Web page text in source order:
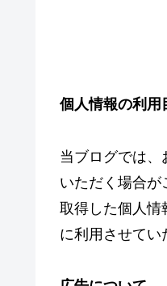
個人情報の利用
当ブログでは、
いただく場合が
取得した個人情
に利用させてい